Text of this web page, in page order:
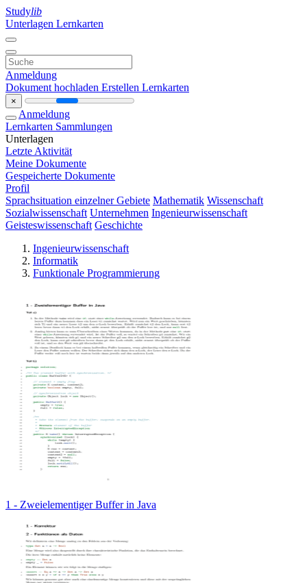
Studylib
Unterlagen Lernkarten
Anmeldung
Dokument hochladen Erstellen Lernkarten
×
Anmeldung
Lernkarten Sammlungen
Unterlagen
Letzte Aktivität
Meine Dokumente
Gespeicherte Dokumente
Profil
Sprachsituation einzelner Gebiete Mathematik Wissenschaft
Sozialwissenschaft Unternehmen Ingenieurwissenschaft
Geisteswissenschaft Geschichte
Ingenieurwissenschaft
Informatik
Funktionale Programmierung
1 - Zweielementiger Buffer in Java